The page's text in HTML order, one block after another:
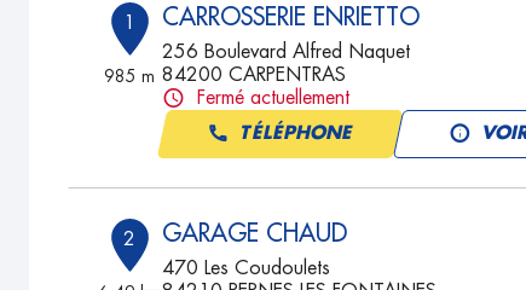
1
985 m
CARROSSERIE ENRIETTO
256 Boulevard Alfred Naquet
84200 CARPENTRAS
Fermé actuellement
TÉLÉPHONE
2 GARAGE CHAUD
470 Les Coudoulets